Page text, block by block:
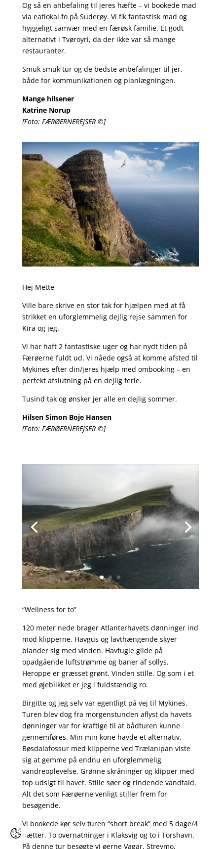
Og så en anbefaling til jeres hæfte – vi bookede mad
via eatlokal.fo på Suderøy. Vi fik fantastisk mad og
hyggeligt samvær med en færøsk familie. Et godt
alternativt i Tvøroyri, da der ikke var så mange
restauranter.
Smuk smuk tur og de bedste anbefalinger til jer,
både for kommunikationen og planlægningen.
Mange hilsener
Katrine Norup
[Foto: FÆRØERNEREJSER ©]
Hej Mette
Ville bare skrive en stor tak for hjælpen med at få
strikket en uforglemmelig dejlig rejse sammen for
Kira og jeg.
Vi har haft 2 fantastiske uger og har nydt tiden på
Færøerne fuldt ud. Vi nåede også at komme afsted til
Mykines efter din/jeres hjælp med ombooking – en
perfekt afslutning på en dejlig ferie.
Tusind tak og ønsker jer alle en dejlig sommer.
Hilsen Simon Boje Hansen
[Foto: FÆRØERNEREJSER ©]
“Wellness for to”
120 meter nede brager Atlanterhavets dønninger ind
mod klipperne. Havgus og lavthængende skyer
blander sig med vinden. Havfugle glide på
opadgående luftstrømme og baner af sollys.
Heroppe er græsset grønt. Vinden stille. Og som i et
med øjeblikket er jeg i fuldstændig ro.
Birgitte og jeg selv var egentligt på vej til Mykines.
Turen blev dog fra morgenstunden aflyst da havets
dønninger var for kraftige til at bådturen kunne
gennemføres. Min min kone havde et alternativ.
Bøsdalafossur med klipperne ved Trælanipan viste
sig at gemme på endnu en uforglemmelig
vandreoplevelse. Grønne skråninger og klipper med
top udsigt til havet. Stille søer og rindende vandfald.
Alt det som Færøerne venligt stiller frem for
besøgende.
Vi bookede kør selv turen “short break” med 5 dage/4
nætter. To overnatninger i Klaksvig og to i Torshavn.
På denne tur besøgte vi øerne Vagar, Streymo,